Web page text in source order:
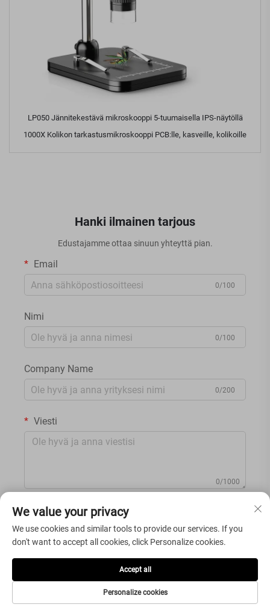
LP050 Jännitekestävä mikroskooppi 5-tuumaisella IPS-näytöllä
1000X Kolikon tarkastusmikroskooppi PCB:lle, kasveille, kolikoille
Hanki ilmainen tarjous
Edustajamme ottaa sinuun yhteyttä pian.
Email
0/100
Nimi
0/100
Company Name
0/200
Viesti
0/1000
LÄHETÄ
We value your privacy
We use cookies and similar tools to provide our services. If you
don't want to accept all cookies, click Personalize cookies.
Personalize cookies
Accept all